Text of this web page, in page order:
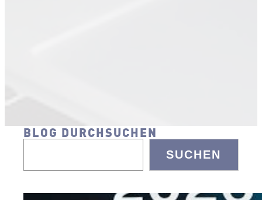
BLOG DURCHSUCHEN
SUCHEN